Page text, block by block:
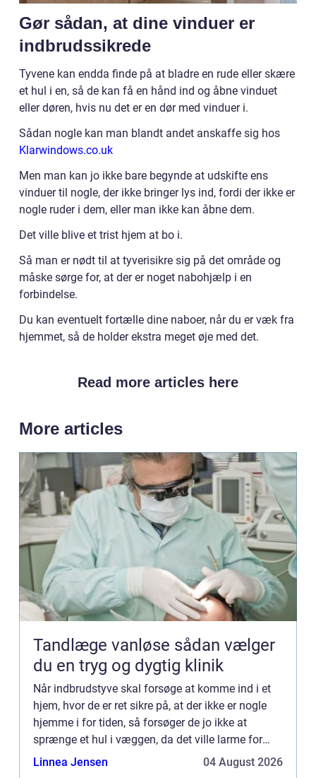
Gør sådan, at dine vinduer er
indbrudssikrede
Tyvene kan endda finde på at bladre en rude eller skære
et hul i en, så de kan få en hånd ind og åbne vinduet
eller døren, hvis nu det er en dør med vinduer i.
Sådan nogle kan man blandt andet anskaffe sig hos
Klarwindows.co.uk
Men man kan jo ikke bare begynde at udskifte ens
vinduer til nogle, der ikke bringer lys ind, fordi der ikke er
nogle ruder i dem, eller man ikke kan åbne dem.
Det ville blive et trist hjem at bo i.
Så man er nødt til at tyverisikre sig på det område og
måske sørge for, at der er noget nabohjælp i en
forbindelse.
Du kan eventuelt fortælle dine naboer, når du er væk fra
hjemmet, så de holder ekstra meget øje med det.
Read more articles here
More articles
Tandlæge vanløse sådan vælger
du en tryg og dygtig klinik
Når indbrudstyve skal forsøge at komme ind i et
hjem, hvor de er ret sikre på, at der ikke er nogle
hjemme i for tiden, så forsøger de jo ikke at
sprænge et hul i væggen, da det ville larme for
meget. De forsøger heller ikke som julemanden at
Linnea Jensen 04 August 2026